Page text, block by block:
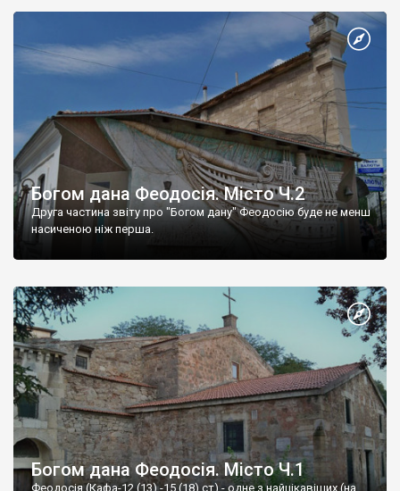
Богом дана Феодосія. Місто Ч.2
Друга частина звіту про "Богом дану" Феодосію буде не менш
насиченою ніж перша.
Богом дана Феодосія. Місто Ч.1
Феодосія (Кафа-12 (13) -15 (18) ст) - одне з найцікавіших (на